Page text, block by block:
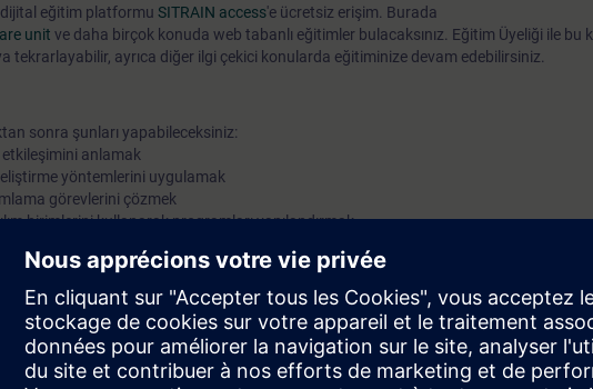
eğitim platformu SITRAIN access'e ücretsiz erişim. Burada
unit ve daha birçok konuda web tabanlı eğitimler bulacaksınız. Eğitim Üyeliği ile bu
tekrarlayabilir, ayrıca diğer ilgi çekici konularda eğitiminize devam edebilirsiniz.
sonra şunları yapabileceksiniz:
anlamak
yöntemlerini uygulamak
görevlerini çözmek
birimlerini kullanarak programları yapılandırmak
tiplerini kullanmak
sistemi ile veri yönetimini (aritmetik ve program denetim fonksiyonları)
versiyonlu blokları uygulamak
işleme ve değerlendirme kodu programlamak
izleme sistemi (WinCC Unified Panel)
PROFINET IO'dan oluşan TIA sistemini yapılandırmak
S7-1500 otomasyon sistemi, WinCC Unified Panel ve sanal bir modelden